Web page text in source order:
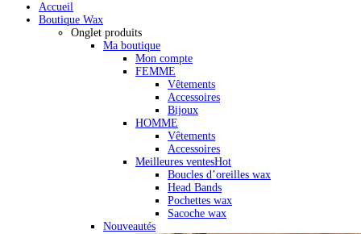
Accueil
Boutique Wax
Onglet produits
Ma boutique
Mon compte
FEMME
Vêtements
Accessoires
Bijoux
HOMME
Vêtements
Accessoires
Meilleures ventesHot
Boucles d’oreilles wax
Head Bands
Pochettes wax
Sacoche wax
Nouveautés